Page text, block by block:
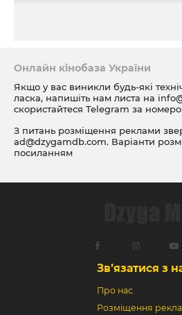
Онлайн кінобаза України
Якщо у вас виникли будь-які
ласка, напишіть нам листа на
скористайтеся Telegram за
З питань розміщення реклами
ad@dzygamdb.com. Варіанти
посиланням
Зв’язатися з
Про нас
Розміщення